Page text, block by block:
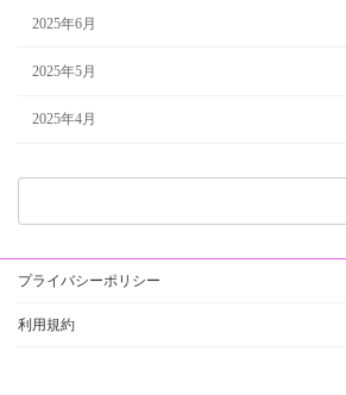
2025年6月
2025年5月
2025年4月
索:
プライバシーポリシー
利用規約